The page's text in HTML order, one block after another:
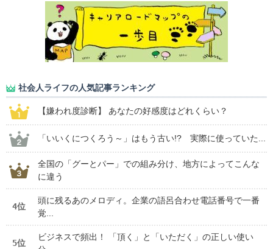
社会人ライフの人気記事ランキング
【嫌われ度診断】 あなたの好感度はどれくらい？
「いいくにつくろう～」はもう古い!? 実際に使っていた...
全国の「グーとパー」での組み分け、地方によってこんな
に違う
4位
頭に残るあのメロディ。企業の語呂合わせ電話番号で一番
覚...
5位
ビジネスで頻出！ 「頂く」と「いただく」の正しい使い